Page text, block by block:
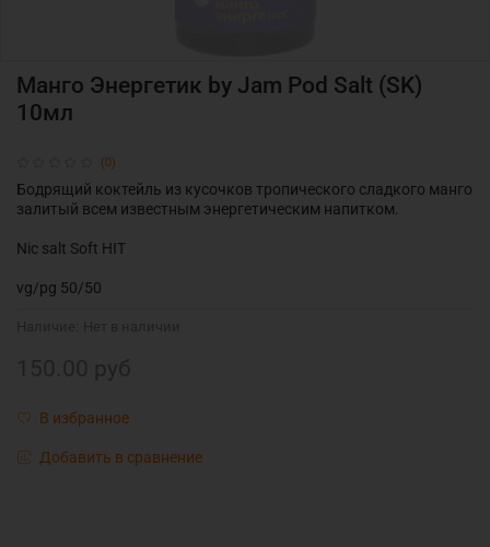
(0)
Манго Энергетик by Jam Pod Salt (SK)
10мл
В избранное
Добавить в сравнение
Бодрящий коктейль из кусочков тропического сладкого манго
залитый всем известным энергетическим напитком.
Nic salt Soft HIT
vg/pg 50/50